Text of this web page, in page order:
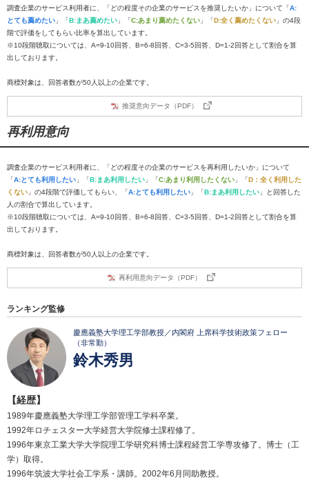
調査企業のサービス利用者に、「どの程度その企業のサービスを推奨したいか」について「A:
とても薦めたい 」「B:まあ薦めたい 」「C:あまり薦めたくない 」「D:全く薦めたくない 」の4段
階で評価をしてもらい比率を算出しています。
※10段階聴取については、A=9-10回答、B=6-8回答、C=3-5回答、D=1-2回答として割合を算
出しております。
商標対象は、回答者数が50人以上の企業です。
推奨意向データ（PDF）
再利用意向
調査企業のサービス利用者に、「どの程度その企業のサービスを再利用したいか」について
「A:とても利用したい 」「B:まあ利用したい 」「C:あまり利用したくない 」「D：全く利用した
くない 」の4段階で評価してもらい、「A:とても利用したい 」「B:まあ利用したい 」と回答した
人の割合で算出しています。
※10段階聴取については、A=9-10回答、B=6-8回答、C=3-5回答、D=1-2回答として割合を算
出しております。
商標対象は、回答者数が50人以上の企業です。
再利用意向データ（PDF）
ランキング監修
慶應義塾大学理工学部教授／内閣府 上席科学技術政策フェロー
（非常勤）
鈴木秀男
【経歴】
1989年慶應義塾大学理工学部管理工学科卒業。
1992年ロチェスター大学経営大学院修士課程修了。
1996年東京工業大学大学院理工学研究科博士課程経営工学専攻修了。博士（工
学）取得。
1996年筑波大学社会工学系・講師。2002年6月同助教授。